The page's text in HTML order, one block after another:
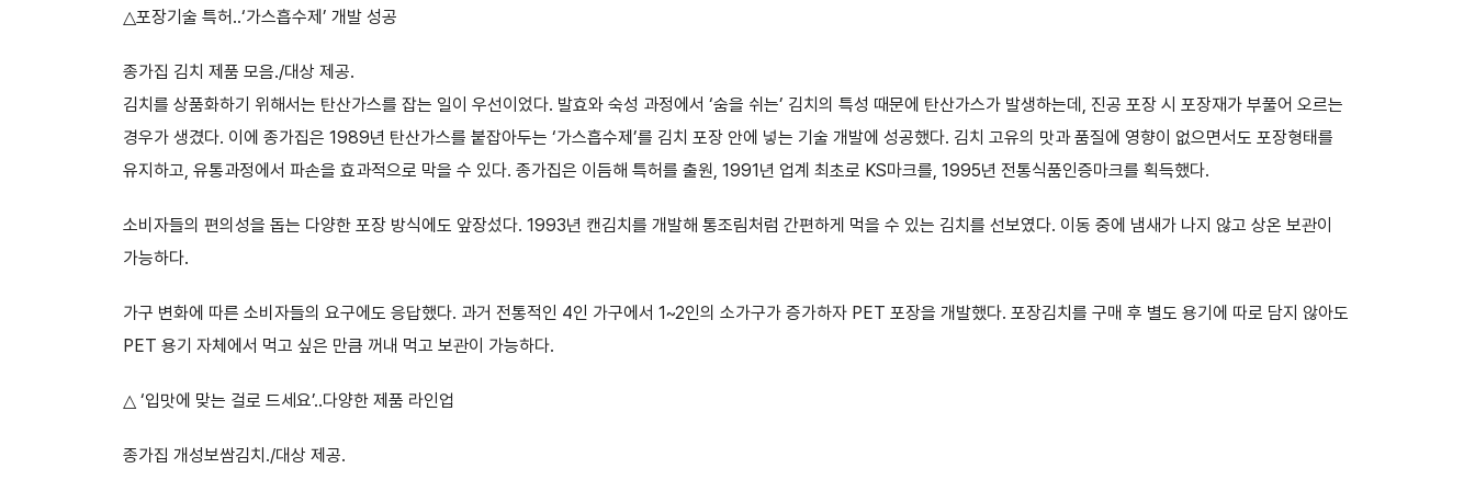
△포장기술 특허..‘가스흡수제’ 개발 성공
종가집 김치 제품 모음./대상 제공.
김치를 상품화하기 위해서는 탄산가스를 잡는 일이 우선이었다. 발효와 숙성 과정에서 ‘숨을 쉬는’ 김치의 특성 때문에 탄산가스가 발생하는데, 진공 포장 시 포장재가 부풀어 오르는
경우가 생겼다. 이에 종가집은 1989년 탄산가스를 붙잡아두는 ‘가스흡수제’를 김치 포장 안에 넣는 기술 개발에 성공했다. 김치 고유의 맛과 품질에 영향이 없으면서도 포장형태를
유지하고, 유통과정에서 파손을 효과적으로 막을 수 있다. 종가집은 이듬해 특허를 출원, 1991년 업계 최초로 KS마크를, 1995년 전통식품인증마크를 획득했다.
소비자들의 편의성을 돕는 다양한 포장 방식에도 앞장섰다. 1993년 캔김치를 개발해 통조림처럼 간편하게 먹을 수 있는 김치를 선보였다. 이동 중에 냄새가 나지 않고 상온 보관이
가능하다.
가구 변화에 따른 소비자들의 요구에도 응답했다. 과거 전통적인 4인 가구에서 1~2인의 소가구가 증가하자 PET 포장을 개발했다. 포장김치를 구매 후 별도 용기에 따로 담지 않아도
PET 용기 자체에서 먹고 싶은 만큼 꺼내 먹고 보관이 가능하다.
△ ‘입맛에 맞는 걸로 드세요’..다양한 제품 라인업
종가집 개성보쌈김치./대상 제공.